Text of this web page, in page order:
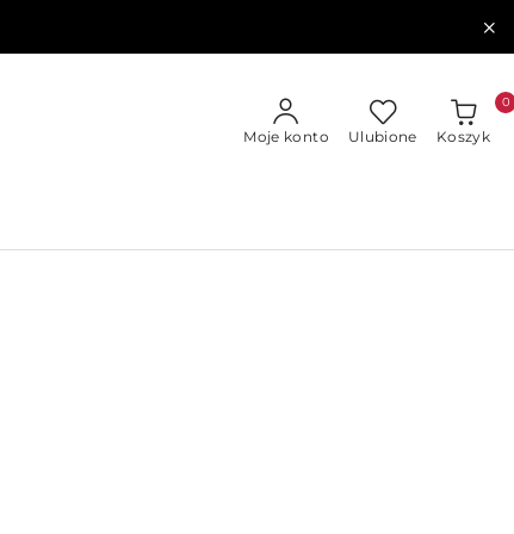
Moje konto Ulubione Koszyk
0